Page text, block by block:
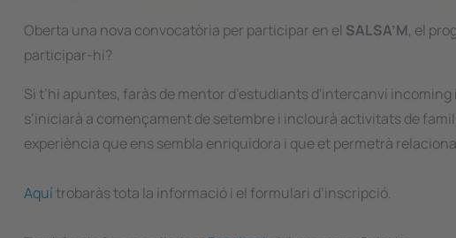
Oberta una nova convocatòria per participar en el SALSA’M, el
participar-hi?
Si t’hi apuntes, faràs de mentor d’estudiants d'intercanvi incoming
s’iniciarà a començament de setembre i inclourà activitats de
experiència que ens sembla enriquidora i que et permetrà
Aquí trobaràs tota la informació i el formulari d’inscripció.